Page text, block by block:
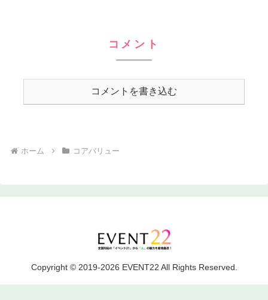
コメント
コメントを書き込む
ホーム コアバリュー
Copyright © 2019-2026 EVENT22 All Rights Reserved.